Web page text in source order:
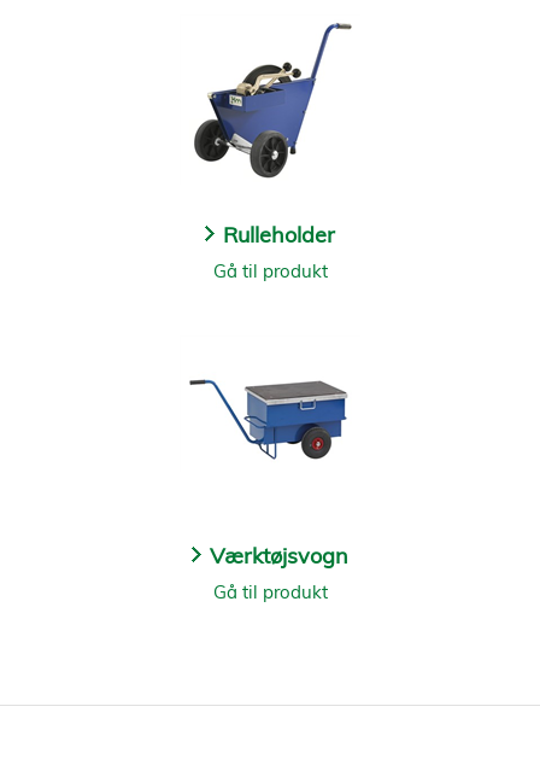
Rulleholder
Gå til produkt
Værktøjsvogn
Gå til produkt